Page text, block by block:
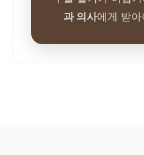
과 의사에게 받